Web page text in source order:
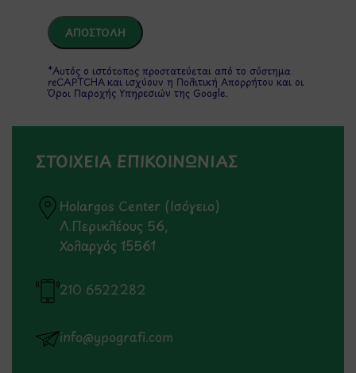
*Αυτός ο ιστότοπος προστατεύεται από το σύστημα
reCAPTCHA και ισχύουν η Πολιτική Απορρήτου και οι
Όροι Παροχής Υπηρεσιώντης Google.
ΣΤΟΙΧΕΙΑ ΕΠΙΚΟΙΝΩΝΙΑΣ
Holargos Center (Ισόγειο)
Λ.Περικλέους 56,
Χολαργός 15561
210 6522282
info@ypografi.com